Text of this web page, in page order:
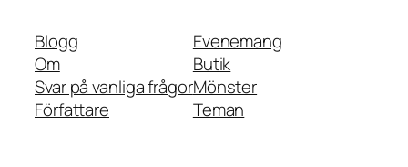
Blogg
Om
Svar på vanliga frågor
Författare
Evenemang
Butik
Mönster
Teman